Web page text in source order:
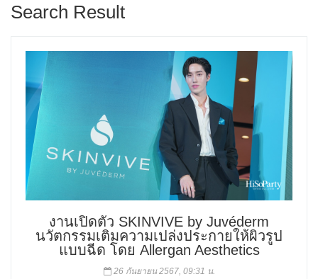
Search Result
งานเปิดตัว SKINVIVE by Juvéderm
นวัตกรรมเติมความเปล่งประกายให้ผิวรูป
แบบฉีด โดย Allergan Aesthetics
26 กันยายน 2567, 09:31 น.